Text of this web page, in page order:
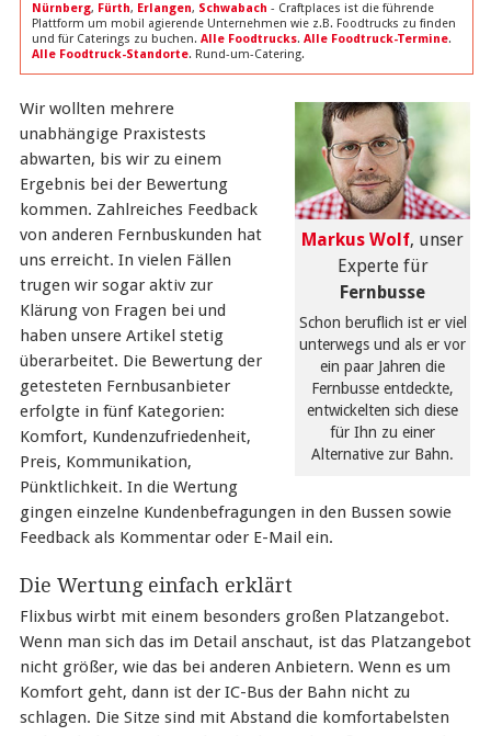
Nürnberg, Fürth, Erlangen, Schwabach - Craftplaces ist die führende
Plattform um mobil agierende Unternehmen wie z.B. Foodtrucks zu finden
und für Caterings zu buchen. Alle Foodtrucks. Alle Foodtruck-Termine.
Alle Foodtruck-Standorte. Rund-um-Catering.
Markus Wolf, unser
Experte für
Fernbusse
Schon beruflich ist er viel
unterwegs und als er vor
ein paar Jahren die
Fernbusse entdeckte,
entwickelten sich diese
für Ihn zu einer
Alternative zur Bahn.
Wir wollten mehrere
unabhängige Praxistests
abwarten, bis wir zu einem
Ergebnis bei der Bewertung
kommen. Zahlreiches Feedback
von anderen Fernbuskunden hat
uns erreicht. In vielen Fällen
trugen wir sogar aktiv zur
Klärung von Fragen bei und
haben unsere Artikel stetig
überarbeitet. Die Bewertung der
getesteten Fernbusanbieter
erfolgte in fünf Kategorien:
Komfort, Kundenzufriedenheit,
Preis, Kommunikation,
Pünktlichkeit. In die Wertung
gingen einzelne Kundenbefragungen in den Bussen sowie
Feedback als Kommentar oder E-Mail ein.
Die Wertung einfach erklärt
Flixbus wirbt mit einem besonders großen Platzangebot.
Wenn man sich das im Detail anschaut, ist das Platzangebot
nicht größer, wie das bei anderen Anbietern. Wenn es um
Komfort geht, dann ist der IC-Bus der Bahn nicht zu
schlagen. Die Sitze sind mit Abstand die komfortabelsten